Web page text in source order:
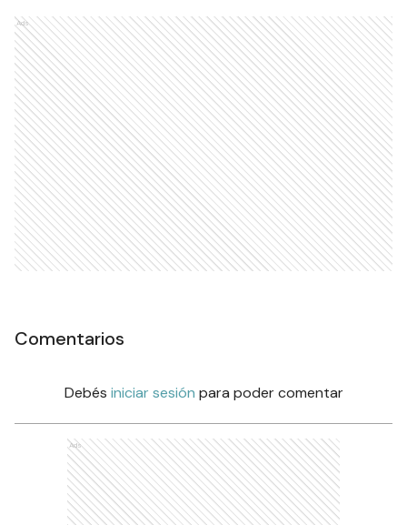
Ads
Comentarios
Debés iniciar sesión para poder comentar
Ads